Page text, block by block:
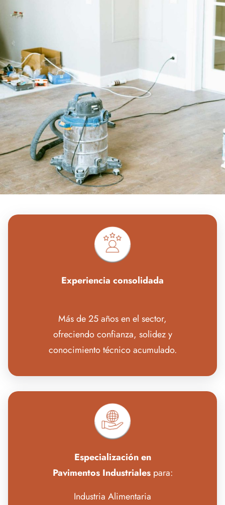
Experiencia consolidada
Más de 25 años en el sector,
ofreciendo confianza, solidez y
conocimiento técnico acumulado.
Especialización en
Pavimentos Industrialespara:
Industria Alimentaria